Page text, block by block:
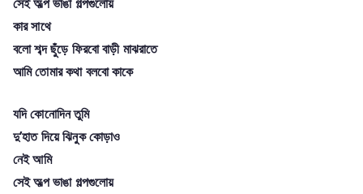
কার সাথে
বলো শব্দ ছুঁড়ে ফিরবো বাড়ী মাঝরাতে
আমি তোমার কথা বলবো কাকে
যদি কোনোদিন তুমি
দু’হাত দিয়ে ঝিনুক কোড়াও
নেই আমি
সেই অল্প ভাঙা গল্পগুলোয়